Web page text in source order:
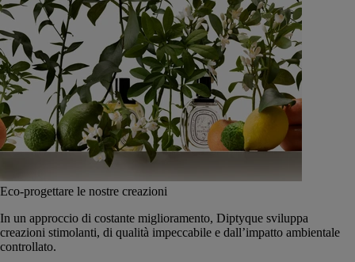
Eco-progettare le nostre creazioni
In un approccio di costante miglioramento, Diptyque sviluppa
creazioni stimolanti, di qualità impeccabile e dall’impatto ambientale
controllato.